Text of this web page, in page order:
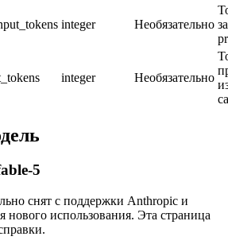
integer Необязательно
integer Необязательно
5
снят с поддержки Anthropic и
нового использования. Эта страница